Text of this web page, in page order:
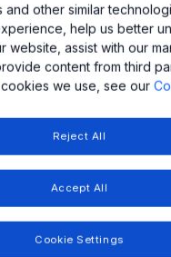
交流，或改变电压电平）
变过程，通过最佳开关时
高输出功率质量。
方案中的电流测量不仅提
这些转换器的设备的可靠
、消费电子和工业机械。
能电池板和风力涡轮机等
管理瞬时功率输出，这对
稳定至关重要。
and other similar
help us better
website, assist with our
content from third
we use, see our
Reject All
Accept All
Cookie Settings